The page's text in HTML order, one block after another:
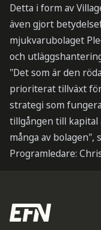
Detta i form av
även gjort
mjukvarubolaget
och
"Det som är den
prioriterat tillväxt
strategi som
tillgången till
många av bolagen",
Programledare: